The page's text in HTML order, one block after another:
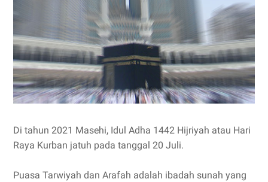
Di tahun 2021 Masehi, Idul Adha 1442 Hijriyah atau Hari
Raya Kurban jatuh pada tanggal 20 Juli.
Puasa Tarwiyah dan Arafah adalah ibadah sunah yang